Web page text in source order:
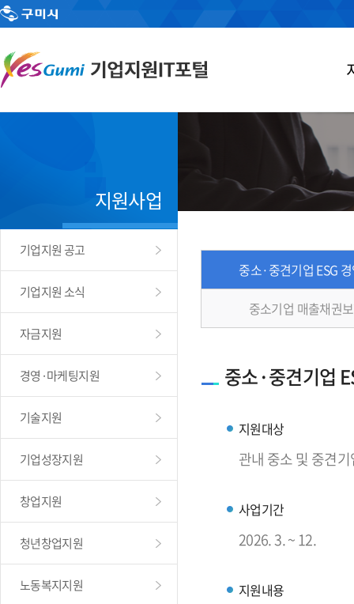
지원사업
기업지원 공고
기업지원 소식
자금지원
경영·마케팅지원
기술지원
기업성장지원
창업지원
청년창업지원
노동복지지원
중소·중견기업 ESG
중소기업 매출채권
중소·중견기업
지원대상
관내 중소 및 중견
사업기간
2026. 3. ~ 12.
지원내용